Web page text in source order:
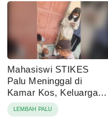
Mahasiswi STIKES
Palu Meninggal di
Kamar Kos, Keluarga
Tolak Autopsi
LEMBAH PALU